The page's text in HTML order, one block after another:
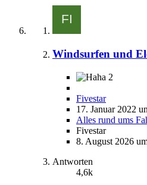
Windsurfen und
2
Fivestar
17. Januar 2022
Alles rund ums
Fivestar
8. August 2026
Antworten
4,6k